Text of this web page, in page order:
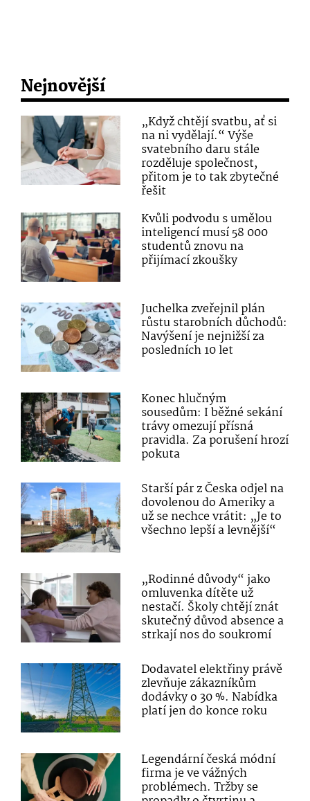
Nejnovější
„Když chtějí svatbu, ať si
na ni vydělají.“ Výše
svatebního daru stále
rozděluje společnost,
přitom je to tak zbytečné
řešit
Kvůli podvodu s umělou
inteligencí musí 58 000
studentů znovu na
přijímací zkoušky
Juchelka zveřejnil plán
růstu starobních důchodů:
Navýšení je nejnižší za
posledních 10 let
Konec hlučným
sousedům: I běžné sekání
trávy omezují přísná
pravidla. Za porušení hrozí
pokuta
Starší pár z Česka odjel na
dovolenou do Ameriky a
už se nechce vrátit: „Je to
všechno lepší a levnější“
„Rodinné důvody“ jako
omluvenka dítěte už
nestačí. Školy chtějí znát
skutečný důvod absence a
strkají nos do soukromí
Dodavatel elektřiny právě
zlevňuje zákazníkům
dodávky o 30 %. Nabídka
platí jen do konce roku
Legendární česká módní
firma je ve vážných
problémech. Tržby se